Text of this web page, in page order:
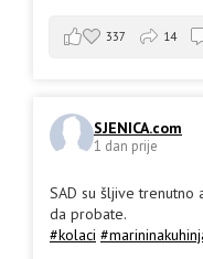
337 14
SJENICA.com
1 dan prije
SAD su šljive trenutno
da probate.
#kolaci